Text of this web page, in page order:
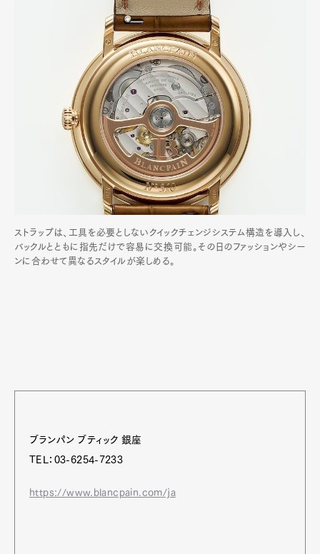
ストラップは、工具を必要としないクイックチェンジシステム構造を導入し、
バックルとともに指先だけで容易に交換可能。その日のファッションやシー
ンに合わせて異なるスタイルが楽しめる。
ブランパン ブティック 銀座
TEL：03-6254-7233
https://www.blancpain.com/ja